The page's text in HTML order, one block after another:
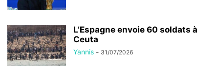
L’Espagne envoie 60 soldats à
Ceuta
Yannis - 31/07/2026